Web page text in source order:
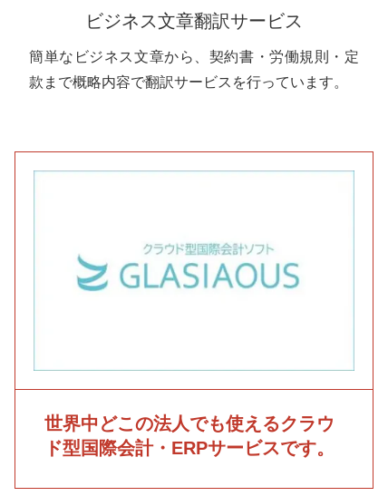
ビジネス文章翻訳サービス
簡単なビジネス文章から、契約書・労働規則・定
款まで概略内容で翻訳サービスを行っています。
世界中どこの法人でも使えるクラウ
ド型国際会計・ERPサービスです。